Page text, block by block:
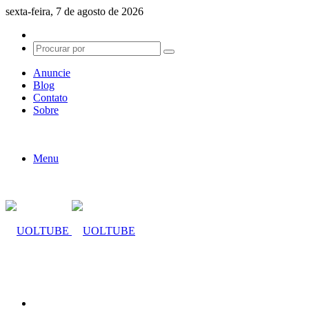
sexta-feira, 7 de agosto de 2026
skin
Procurar
Anuncie
Blog
Contato
Sobre
Menu